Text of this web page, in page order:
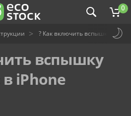
0
? Как включить вспышку при
вспышку
iPhone